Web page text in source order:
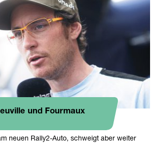
und Fourmaux
neuen Rally2-Auto, schweigt aber weiter